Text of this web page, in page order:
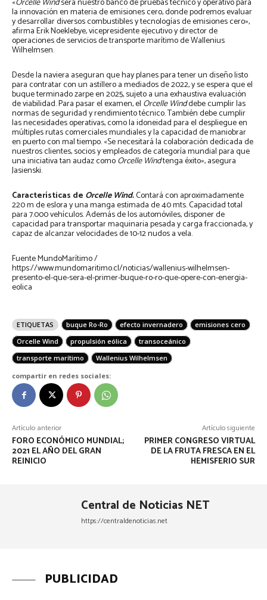
«Orcelle Windserá nuestro banco de pruebas técnico y operativo para
la innovación en materia de emisiones cero, donde podremos evaluar
y desarrollar diversos combustibles y tecnologías de emisiones cero»,
afirma Erik Noeklebye, vicepresidente ejecutivo y director de
operaciones de servicios de transporte marítimo de Wallenius
Wilhelmsen.
Desde la naviera aseguran que hay planes para tener un diseño listo
para contratar con un astillero a mediados de 2022, y se espera que el
buque terminado zarpe en 2025, sujeto a una exhaustiva evaluación
de viabilidad. Para pasar el examen, el Orcelle Winddebe cumplir las
normas de seguridad y rendimiento técnico. También debe cumplir
las necesidades operativas, como la idoneidad para el despliegue en
múltiples rutas comerciales mundiales y la capacidad de maniobrar
en puerto con mal tiempo. «Se necesitará la colaboración dedicada de
nuestros clientes, socios y empleados de categoría mundial para que
una iniciativa tan audaz comoOrcelle Windtenga éxito», asegura
Jasienski.
Características de Orcelle Wind.Contará con aproximadamente
220 m de eslora y una manga estimada de 40 mts. Capacidad total
para 7.000 vehículos. Además de los automóviles, disponer de
capacidad para transportar maquinaria pesada y carga fraccionada, y
capaz de alcanzar velocidades de 10-12 nudos a vela.
Fuente MundoMarítimo /
https://www.mundomaritimo.cl/noticias/wallenius-wilhelmsen-
presento-el-que-sera-el-primer-buque-ro-ro-que-opere-con-energia-
eolica
ETIQUETAS buque Ro-Ro efecto invernadero
emisiones cero
Orcelle Wind
propulsión eólica
transoceánico
transporte marítimo
Wallenius Wilhelmsen
compartir en redes sociales:
Artículo anterior
FORO ECONÓMICO MUNDIAL;
2021 EL AÑO DEL GRAN
REINICIO
Artículo siguiente
PRIMER CONGRESO VIRTUAL
DE LA FRUTA FRESCA EN EL
HEMISFERIO SUR
Central de Noticias NET
https://centraldenoticias.net
PUBLICIDAD